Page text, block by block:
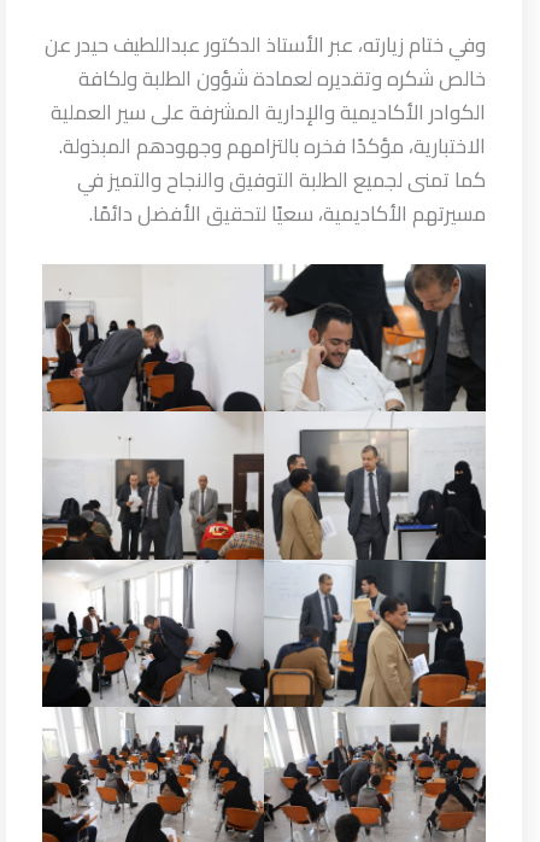
وفي ختام زيارته، عبر الأستاذ الدكتور عبداللطيف حيدر عن
خالص شكره وتقديره لعمادة شؤون الطلبة ولكافة
الكوادر الأكاديمية والإدارية المشرفة على سير العملية
الاختبارية، مؤكدًا فخره بالتزامهم وجهودهم المبذولة.
كما تمنى لجميع الطلبة التوفيق والنجاح والتميز في
مسيرتهم الأكاديمية، سعيًا لتحقيق الأفضل دائمًا.